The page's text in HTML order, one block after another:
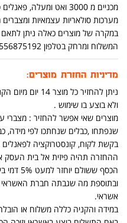
מערכות סולאריות עצמאיות ומצברים מעל 30
במקרה של מוצרים כאלה ניתן
המשלוח ומרחק בטלפון 0556875192
מדיניות החזרת מוצרים:
ניתן להחזיר כל
ולא בוצע בו שימוש .
מוצרים שאי אפשר להחזיר : מצברי
שנפתחו ,כבלים שנחתכו לפי מידה,
בקשת לקוח, קונסטרוקציה
ההחזרה תהיה פיזית אל בית העסק
ובתוספת מה שגבתה חברת האשראי
אשראי.
במידה והקניה כללה משלוח או